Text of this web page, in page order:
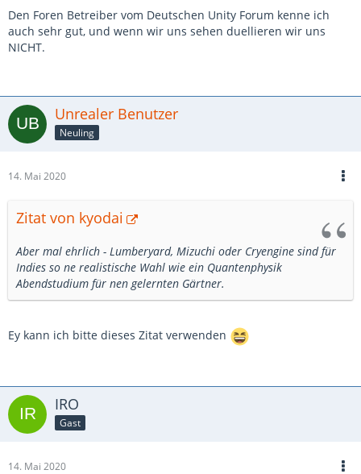
Den Foren Betreiber vom Deutschen Unity Forum kenne ich
auch sehr gut, und wenn wir uns sehen duellieren wir uns
NICHT.
Unrealer Benutzer
Neuling
14. Mai 2020
Zitat von kyodai
Aber mal ehrlich - Lumberyard, Mizuchi oder Cryengine sind für
Indies so ne realistische Wahl wie ein Quantenphysik
Abendstudium für nen gelernten Gärtner.
Ey kann ich bitte dieses Zitat verwenden
IRO
Gast
14. Mai 2020